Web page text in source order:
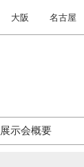
大阪 名古屋
展示会概要